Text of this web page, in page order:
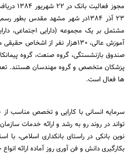
مجوز
23 آذر 1384در شهر مشهد مقدس
آموزش عالی، 130هزار نفر از
ها فعال است.
سرمایه انسانی با کارایی و تخصص مناسب
تواند در روند رو به رشد و ارائه خدمات
نوین بانکی در راستای بانکداری اسلامی،
بکارگیری دانش و فن آوری روز آماده ارائه